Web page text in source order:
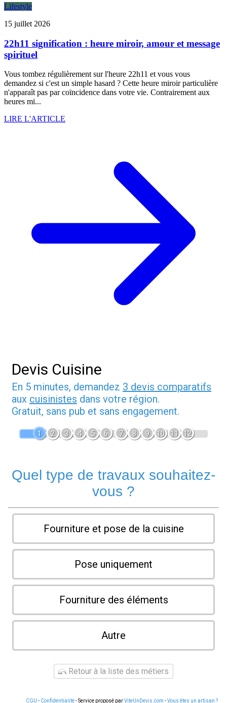
Lifestyle
15 juillet 2026
22h11 signification : heure miroir, amour et message
spirituel
Vous tombez régulièrement sur l'heure 22h11 et vous vous
demandez si c'est un simple hasard ? Cette heure miroir particulière
n'apparaît pas par coïncidence dans votre vie. Contrairement aux
heures mi...
LIRE L'ARTICLE
Devis Cuisine
En 5 minutes, demandez 3 devis comparatifs
aux cuisinistes dans votre région.
Gratuit, sans pub et sans engagement.
1 2 3 4 5 6 7 8 9 10 11 12
Quel type de travaux souhaitez-
vous ?
Fourniture et pose de la cuisine
Pose uniquement
Fourniture des éléments
Autre
Retour à la liste des métiers
CGU - Confidentialité- Service proposé parViteUnDevis.com -Vous êtes un artisan ?